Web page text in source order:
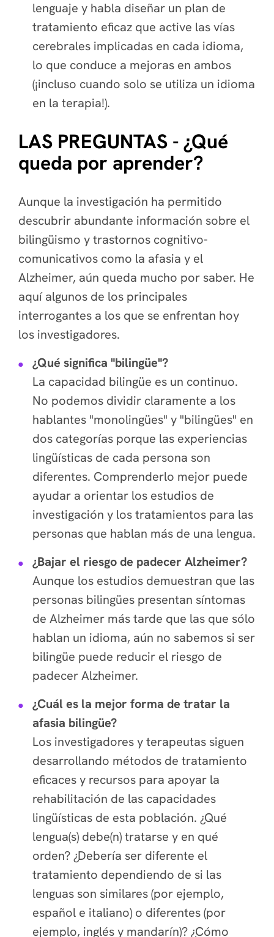
lenguaje y habla diseñar un plan de
tratamiento eficaz que active las vías
cerebrales implicadas en cada idioma,
lo que conduce a mejoras en ambos
(¡incluso cuando solo se utiliza un idioma
en la terapia!).
LAS PREGUNTAS - ¿Qué
queda por aprender?
Aunque la investigación ha permitido
descubrir abundante información sobre el
bilingüismo y trastornos cognitivo-
comunicativos como la afasia y el
Alzheimer, aún queda mucho por saber. He
aquí algunos de los principales
interrogantes a los que se enfrentan hoy
los investigadores.
¿Qué significa "bilingüe"?
La capacidad bilingüe es un continuo.
No podemos dividir claramente a los
hablantes "monolingües" y "bilingües" en
dos categorías porque las experiencias
lingüísticas de cada persona son
diferentes. Comprenderlo mejor puede
ayudar a orientar los estudios de
investigación y los tratamientos para las
personas que hablan más de una lengua.
¿Bajar el riesgo de padecer Alzheimer?
Aunque los estudios demuestran que las
personas bilingües presentan síntomas
de Alzheimer más tarde que las que sólo
hablan un idioma, aún no sabemos si ser
bilingüe puede reducir el riesgo de
padecer Alzheimer.
¿Cuál es la mejor forma de tratar la
afasia bilingüe?
Los investigadores y terapeutas siguen
desarrollando métodos de tratamiento
eficaces y recursos para apoyar la
rehabilitación de las capacidades
lingüísticas de esta población. ¿Qué
lengua(s) debe(n) tratarse y en qué
orden? ¿Debería ser diferente el
tratamiento dependiendo de si las
lenguas son similares (por ejemplo,
español e italiano) o diferentes (por
ejemplo, inglés y mandarín)? ¿Cómo